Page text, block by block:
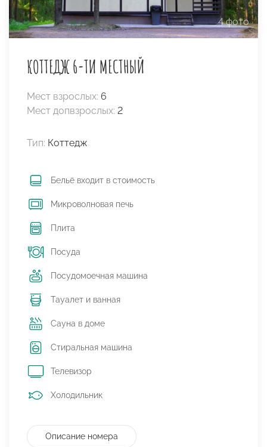
4 фото
КОТТЕДЖ 6-ТИ МЕСТНЫЙ
Мест взрослых: 6
Мест допвзрослых: 2
Тип: Коттедж
Бельё входит в стоимость
Микроволновая печь
Плита
Посуда
Посудомоечная машина
Тауалет и ванная
Сауна в доме
Стиральная машина
Телевизор
Холодильник
Описание номера